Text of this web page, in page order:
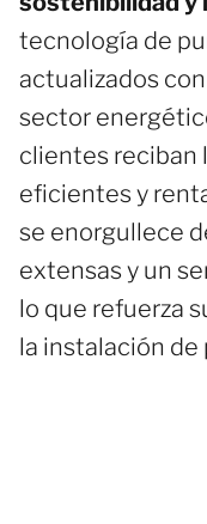
tecnología de
actualizados
sector
clientes reciban
eficientes y
se enorgullece
extensas y un
lo que refuerza
la instalación de